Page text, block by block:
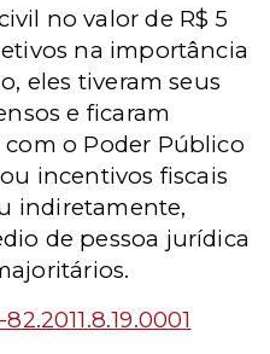
no valor de R$ 5
na importância
eles tiveram seus
e ficaram
o Poder Público
incentivos fiscais
indiretamente,
de pessoa jurídica